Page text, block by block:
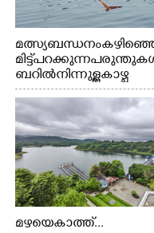
മത്സ്യബന്ധനം
മിട്ട് പറക്കുന്ന
ബറിൽ നിന്നുള്ള കാഴ്ച
മഴയെകാത്ത്...